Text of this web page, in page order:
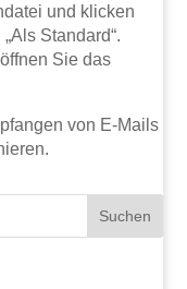
und klicken
„Als Standard“.
Sie das
von E-Mails